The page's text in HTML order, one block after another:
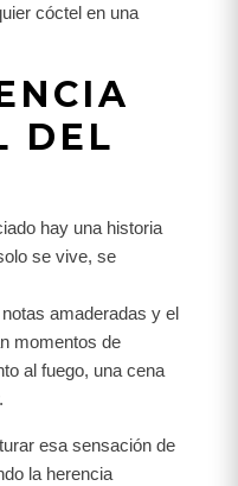
cóctel en una
DEL
hay una historia
se vive, se
amaderadas y el
momentos de
al fuego, una cena
esa sensación de
la herencia